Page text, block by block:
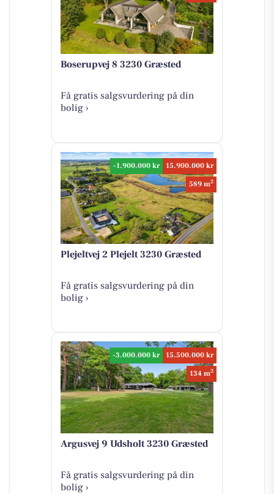
Boserupvej 8 3230 Græsted
Få gratis salgsvurdering på din
bolig ›
-1.900.000 kr
15.900.000 kr
589 m2
Plejeltvej 2 Plejelt 3230 Græsted
Få gratis salgsvurdering på din
bolig ›
-3.000.000 kr
15.500.000 kr
134 m2
Argusvej 9 Udsholt 3230 Græsted
Få gratis salgsvurdering på din
bolig ›